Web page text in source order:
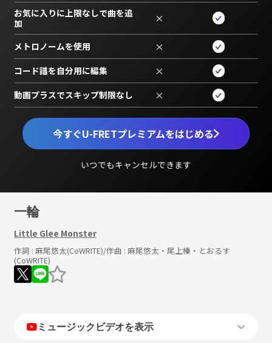
今すぐU-FRETプレミアムをはじめる
いつでもキャンセルできます
お気に入りに上限なしで曲を追
加
×
メトロノームを使用 ×
コード譜を自分用に編集 ×
動画プラスでスキップ制限なし ×
一輪
Little Glee Monster
作詞 : 麻尾悠太(CoWRITE)/作曲 : 麻尾悠太・尾上榛・とおるす
(CoWRITE)
ミュージックビデオを表示